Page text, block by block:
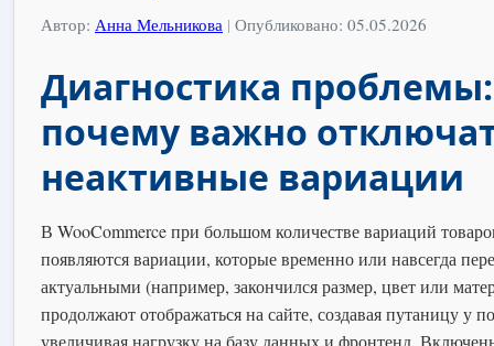
Автор: Анна Мельникова | Опубликовано: 05.05.2026
Диагностика проблемы:
почему важно
неактивные вариации
В WooCommerce при большом количестве вариаций
появляются вариации, которые временно или навсегда
актуальными (например, закончился размер, цвет или
продолжают отображаться на сайте, создавая путаницу у
увеличивая нагрузку на базу данных и фронтенд.